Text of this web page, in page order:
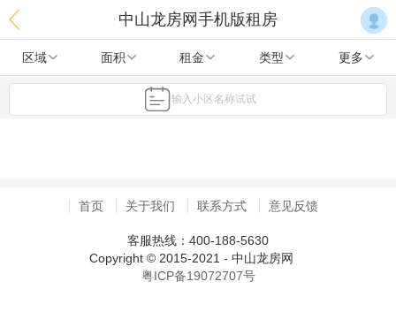
中山龙房网手机版租房
区域 面积 租金 类型 更多
输入小区名称试试
首页 关于我们 联系方式 意见反馈
客服热线：400-188-5630
Copyright © 2015-2021 - 中山龙房网
粤ICP备19072707号